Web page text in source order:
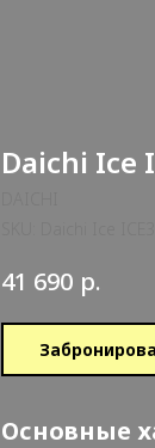
Daichi Ice
41 690 р.
Основные